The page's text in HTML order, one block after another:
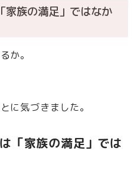
家族の満足」ではなか
か。
に気づきました。
「家族の満足」では